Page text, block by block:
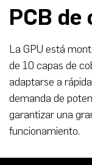
PCB de
La GPU está
de 10 capas de
adaptarse a
demanda de
garantizar una
funcionamiento.